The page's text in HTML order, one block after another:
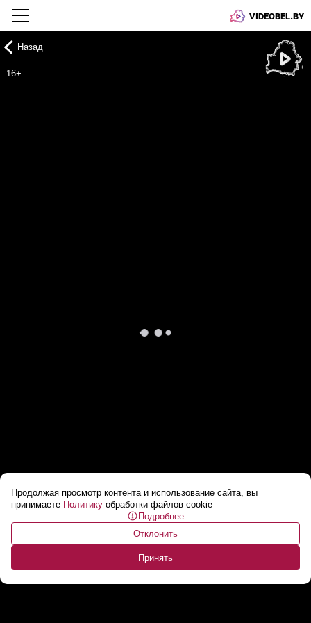
VIDEOBEL.BY
Продолжая просмотр контента и использование сайта, вы
принимаете Политику обработки файлов cookie
Подробнее
Отклонить
Принять
Назад
16+
Лукашенко назвал «трепом» заявления
Зеленского об угрозах в адрес Беларуси...